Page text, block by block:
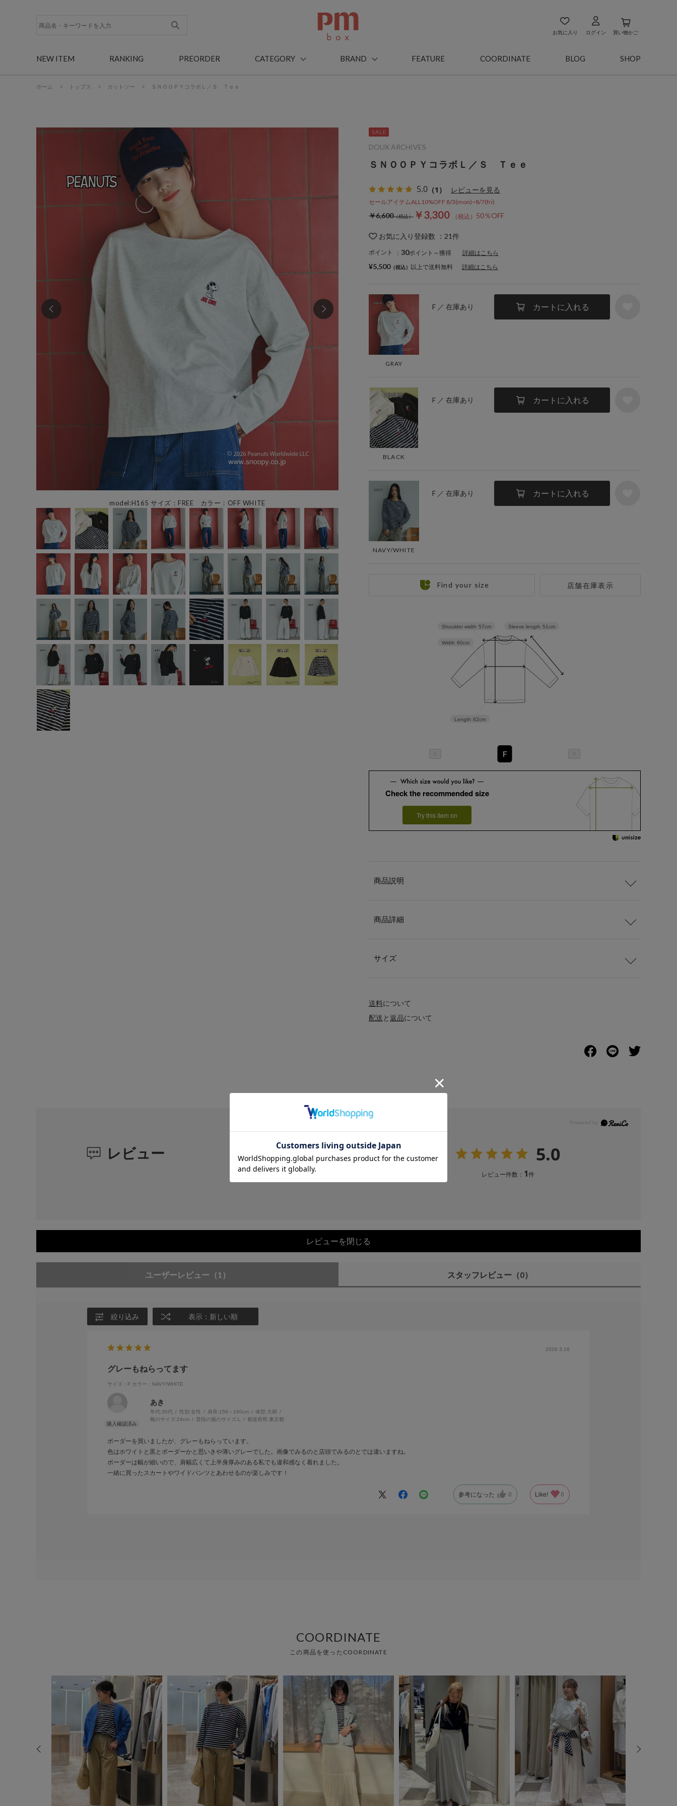
お気に入り ログイン 買い物かご
NEW ITEM RANKING PREORDER CATEGORY BRAND FEATURE COORDINATE BLOG SHOP
ホーム > トップス > カットソー > ＳＮＯＯＰＹコラボＬ／Ｓ Ｔｅｅ
model:H165 サイズ：FREE カラー：OFF WHITE
ＳＮＯＯＰＹコラボＬ／Ｓ Ｔｅｅ
5.0 （1） レビューを見る
セールアイテムALL10%OFF 8/3(mon)~8/7(fri)
￥3,300 50％OFF
￥6,600
お気に入り登録数 ： 21件
ポイント ： 30ポイント～獲得 詳細はこちら
GRAY
F ／ 在庫あり カートに入れる
BLACK
F ／ 在庫あり カートに入れる
NAVY/WHITE
F ／ 在庫あり カートに入れる
店舗在庫表示
DOUX ARCHIVES
¥5,500 以上で送料無料 詳細はこちら
Find your size
Sleeve length 51cm
Length 62cm
Width 60cm
Shoulder width 57cm
F
Check the recommended size
Try this item on
商品説明
商品詳細
サイズ
送料について
配送と返品について
レビュー 5.0
レビュー件数： 1件
レビューを閉じる
ユーザーレビュー （1） スタッフレビュー （0）
絞り込み 表示：新しい順
2026.3.16
グレーもねらってます
サイズ：F カラー：NAVY/WHITE
あき
年代:30代 性別:女性 身長:156～160cm 体型:大柄
靴のサイズ:24cm 普段の服のサイズ:L 都道府県:東京都
ボーダーを買いましたが、グレーもねらっています。
色はホワイトと黒とボーダーかと思いきや薄いグレーでした。画像でみるのと店頭でみるのとでは違いますね。
ボーダーは幅が細いので、肩幅広くて上半身厚みのある私でも違和感なく着れました。
一緒に買ったスカートやワイドパンツとあわせるのが楽しみです！
参考になった 0 Like! 0
COORDINATE
この商品を使ったCOORDINATE